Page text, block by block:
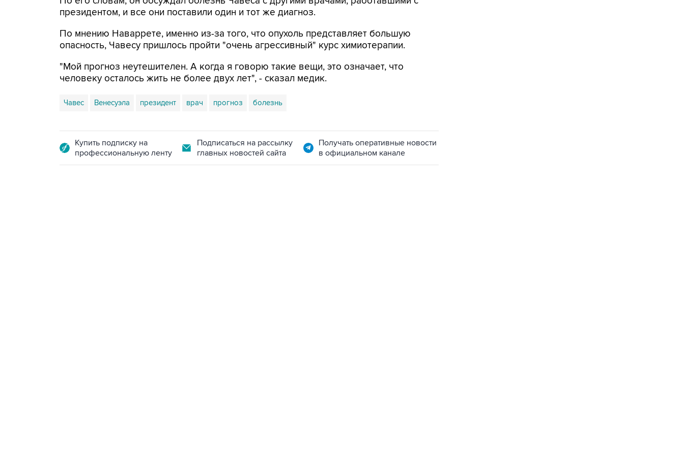
президентом, и все они поставили один и тот же диагноз.
По мнению Наваррете, именно из-за того, что опухоль представляет большую
опасность, Чавесу пришлось пройти "очень агрессивный" курс химиотерапии.
"Мой прогноз неутешителен. А когда я говорю такие вещи, это означает, что
человеку осталось жить не более двух лет", - сказал медик.
Чавес Венесуэла президент врач прогноз болезнь
Купить подписку на
профессиональную ленту
Подписаться на рассылку
главных новостей сайта
Получать оперативные новости
в официальном канале